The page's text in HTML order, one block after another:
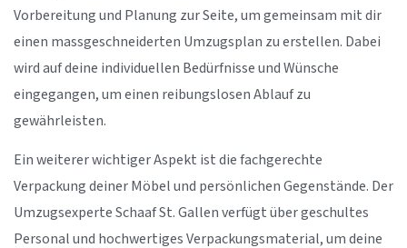
Vorbereitung und Planung zur Seite, um gemeinsam mit dir
einen massgeschneiderten Umzugsplan zu erstellen. Dabei
wird auf deine individuellen Bedürfnisse und Wünsche
eingegangen, um einen reibungslosen Ablauf zu
gewährleisten.
Ein weiterer wichtiger Aspekt ist die fachgerechte
Verpackung deiner Möbel und persönlichen Gegenstände. Der
Umzugsexperte Schaaf St. Gallen verfügt über geschultes
Personal und hochwertiges Verpackungsmaterial, um deine